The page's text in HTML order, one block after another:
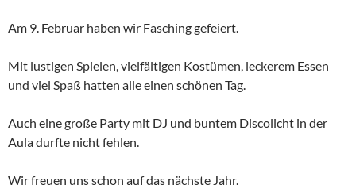
Am 9. Februar haben wir Fasching gefeiert.
Mit lustigen Spielen, vielfältigen Kostümen, leckerem Essen
und viel Spaß hatten alle einen schönen Tag.
Auch eine große Party mit DJ und buntem Discolicht in der
Aula durfte nicht fehlen.
Wir freuen uns schon auf das nächste Jahr.